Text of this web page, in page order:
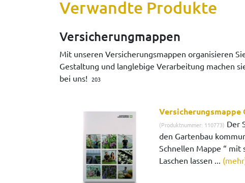
Verwandte Produkte
Versicherungmappen
Mit unseren Versicherungsmappen organisieren
Gestaltung und langlebige Verarbeitung machen
bei uns! 203
Versicherungsmappe
(Produktnummer: 110773) Der
den Gartenbau
Schnellen Mappe “ mit
Laschen lassen ...